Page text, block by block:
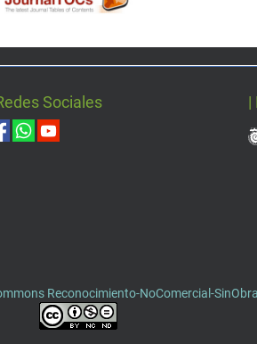
Sociales |
Reconocimiento-NoComercial-